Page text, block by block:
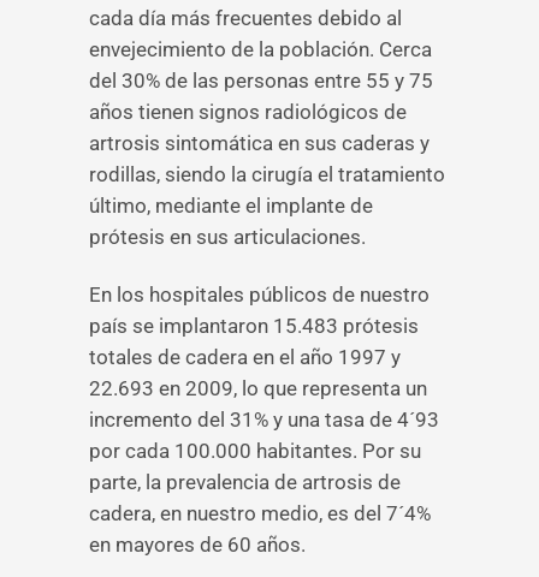
cada día más frecuentes debido al
envejecimiento de la población. Cerca
del 30% de las personas entre 55 y 75
años tienen signos radiológicos de
artrosis sintomática en sus caderas y
rodillas, siendo la cirugía el tratamiento
último, mediante el implante de
prótesis en sus articulaciones.
En los hospitales públicos de nuestro
país se implantaron 15.483 prótesis
totales de cadera en el año 1997 y
22.693 en 2009, lo que representa un
incremento del 31% y una tasa de 4´93
por cada 100.000 habitantes. Por su
parte, la prevalencia de artrosis de
cadera, en nuestro medio, es del 7´4%
en mayores de 60 años.